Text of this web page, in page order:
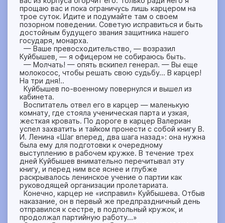
прощаю вас и пока ограничусь лишь карцером на
трое суток. Идите и подумайте там о своем
позорном поведении. Советую исправиться и быть
достойным будущего звания защитника нашего
государя, монарха.
— Ваше превосходительство, — возразил
Куйбышев, — я офицером не собираюсь быть.
— Молчать! — опять вскипел генерал. — Вы еще
молокосос, чтобы решать свою судьбу… В карцер!
На три дня!..
Куйбышев по-военному повернулся и вышел из
кабинета.
Воспитатель отвел его в карцер — маленькую
комнату, где стояла ученическая парта и узкая,
жесткая кровать. По дороге в карцер Валериан
успел захватить и тайком пронести с собой книгу В.
И. Ленина «Шаг вперед, два шага назад»: она нужна
была ему для подготовки к очередному
выступлению в рабочем кружке. В течение трех
дней Куйбышев внимательно перечитывал эту
книгу, и перед ним все яснее и глубже
раскрывалось ленинское учение о партии как
руководящей организации пролетариата.
Конечно, карцер не «исправил» Куйбышева. Отбыв
наказание, он в первый же предпраздничный день
отправился к сестре, в подпольный кружок, и
продолжал партийную работу…»